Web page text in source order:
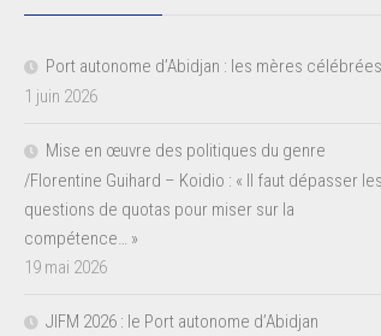
Port autonome d’Abidjan : les mères célébrées
1 juin 2026
Mise en œuvre des politiques du genre
/Florentine Guihard – Koidio : « Il faut dépasser les
questions de quotas pour miser sur la
compétence… »
19 mai 2026
JIFM 2026 : le Port autonome d’Abidjan